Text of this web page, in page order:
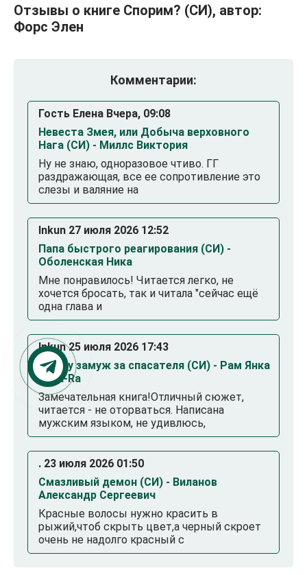
Отзывы о книге Спорим? (СИ), автор:
Форс Элен
Комментарии:
Гость Елена Вчера, 09:08
Невеста Змея, или Добыча верховного
Нага (СИ) - Миллс Виктория
Ну не знаю, одноразовое чтиво. ГГ
раздражающая, все ее сопротивление это
слезы и валяние на
Inkun 27 июля 2026 12:52
Папа быстрого реагирования (СИ) -
Оболенская Ника
Мне понравилось! Читается легко, не
хочется бросать, так и читала "сейчас ещё
одна глава и
Inkun 25 июля 2026 17:43
Выйду замуж за спасателя (СИ) - Рам Янка
Янка-Ra
Замечательная книга!Отличный сюжет,
читается - не оторваться. Написана
мужским языком, не удивлюсь,
. 23 июля 2026 01:50
Смазливый демон (СИ) - Виланов
Александр Сергеевич
Красные волосы нужно красить в
рыжий,чтоб скрыть цвет,а черный скроет
очень не надолго красный с